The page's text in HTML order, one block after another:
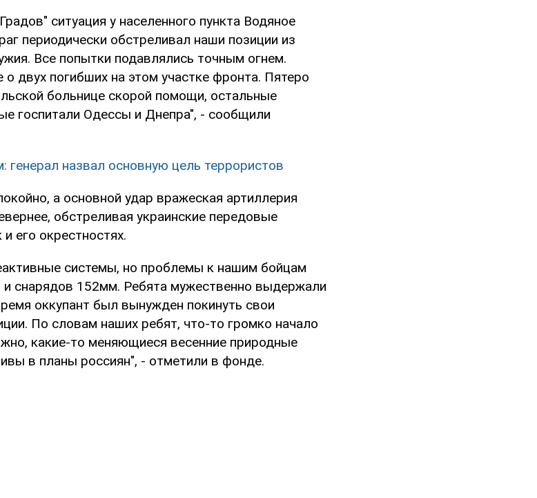
ситуация у населенного пункта Водяное
периодически обстреливал наши позиции из
Все попытки подавлялись точным огнем.
двух погибших на этом участке фронта. Пятеро
больнице скорой помощи, остальные
госпитали Одессы и Днепра", - сообщили
генерал назвал основную цель террористов
а основной удар вражеская артиллерия
обстреливая украинские передовые
его окрестностях.
системы, но проблемы к нашим бойцам
снарядов 152мм. Ребята мужественно выдержали
оккупант был вынужден покинуть свои
По словам наших ребят, что-то громко начало
какие-то меняющиеся весенние природные
в планы россиян", - отметили в фонде.